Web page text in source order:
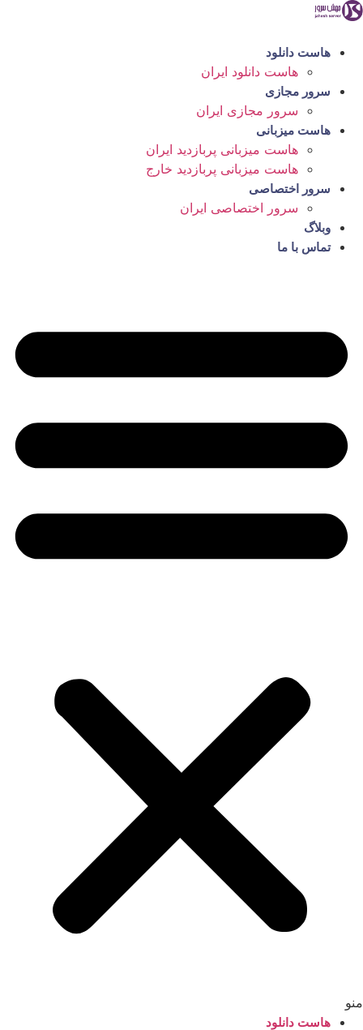
پرش
محتوا
هاست دانلود
هاست دانلود ایران
سرور مجازی
سرور مجازی ایران
هاست میزبانی
هاست میزبانی پربازدید ایران
هاست میزبانی پربازدید خارج
سرور اختصاصی
سرور اختصاصی ایران
وبلاگ
تماس با ما
منو
هاست دانلود